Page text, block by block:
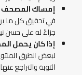
إمساك المصحف
في تحقيق كل ما
جزاءً له على حسن
إذا كان يحمل
لبعض الطرق
التوبة والتراجع